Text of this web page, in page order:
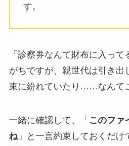
す。
「診察券なんて財布に入っ
がちですが、親世代は引き出
束に紛れていたり……なんて
一緒に確認して、「 このファ
ね」と一言約束しておくだけ